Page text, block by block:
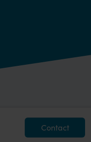
Contact